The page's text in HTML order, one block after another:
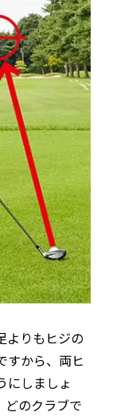
よりもヒジの
すから、両ヒ
にしましょ
どのクラブで